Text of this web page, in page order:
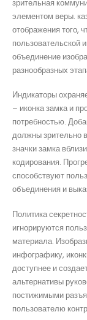
зрительная
элементом веры.
отображения того,
пользовательской
объединение
разнообразных
Индикаторы
– иконка замка и
потребностью.
должны зрительно
значки замка
кодирования.
способствуют
объединения и
Политика
игнорируются
материала.
инфографику,
доступнее и
альтернативы
постижимыми
пользователю